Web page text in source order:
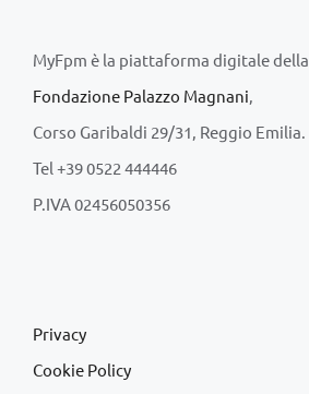
MyFpm è la piattaforma digitale della
Fondazione Palazzo Magnani,
Corso Garibaldi 29/31, Reggio Emilia.
Tel +39 0522 444446
P.IVA 02456050356
Privacy
Cookie Policy